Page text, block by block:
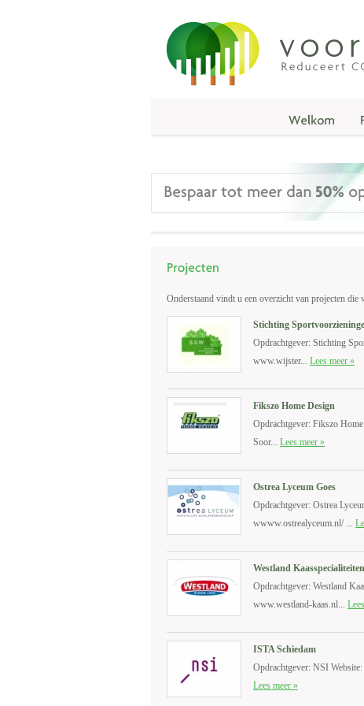
Onderstaand vindt u een overzicht van projecten die
Stichting
Opdrachtgever: Stichting
www.wijster... Lees meer »
Fikszo Home Design
Opdrachtgever: Fikszo
Soor... Lees meer »
Ostrea Lyceum Goes
Opdrachtgever: Ostrea
wwww.ostrealyceum.nl/ ...
Westland Kaasspecialiteiten
Opdrachtgever: Westland
www.westland-kaas.nl...
ISTA Schiedam
Opdrachtgever: NSI
Lees meer »